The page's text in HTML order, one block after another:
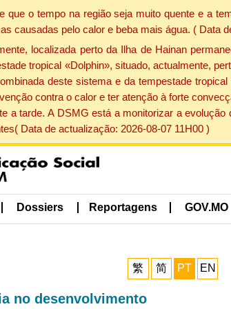
o tempo na região seja muito quente e a
causadas pelo calor e beba mais água. ( Data
localizada perto da Ilha de Hainan
tropical «Dolphin», situado, actualmente,
deste sistema e da tempestade
contra o calor e ter atenção à forte
a tarde. A DSMG está a monitorizar a
Data de actualização: 2026-08-07 11H00 )
Dossiers Reportagens GOV.MO
繁 简 PT EN
no desenvolvimento